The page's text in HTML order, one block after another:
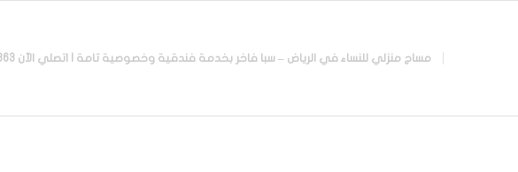
مساج منزلي للنساء في الرياض – سبا فاخر بخدمة فندقية وخصوصية تامة | اتصلي الآن 0551416363